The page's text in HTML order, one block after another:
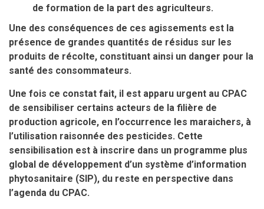
de formation de la part des agriculteurs.
Une des conséquences de ces agissements est la
présence de grandes quantités de résidus sur les
produits de récolte, constituant ainsi un danger pour la
santé des consommateurs.
Une fois ce constat fait, il est apparu urgent au CPAC
de sensibiliser certains acteurs de la filière de
production agricole, en l’occurrence les maraichers, à
l’utilisation raisonnée des pesticides. Cette
sensibilisation est à inscrire dans un programme plus
global de développement d’un système d’information
phytosanitaire (SIP), du reste en perspective dans
l’agenda du CPAC.